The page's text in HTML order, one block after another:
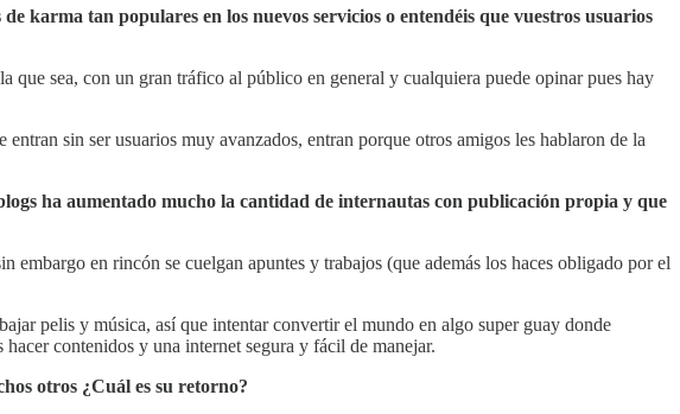
karma tan populares en los nuevos servicios o entendéis que vuestros usuarios
que sea, con un gran tráfico al público en general y cualquiera puede opinar pues hay
sin ser usuarios muy avanzados, entran porque otros amigos les hablaron de la
ha aumentado mucho la cantidad de internautas con publicación propia y que
en rincón se cuelgan apuntes y trabajos (que además los haces obligado por el
pelis y música, así que intentar convertir el mundo en algo super guay donde
contenidos y una internet segura y fácil de manejar.
otros ¿Cuál es su retorno?